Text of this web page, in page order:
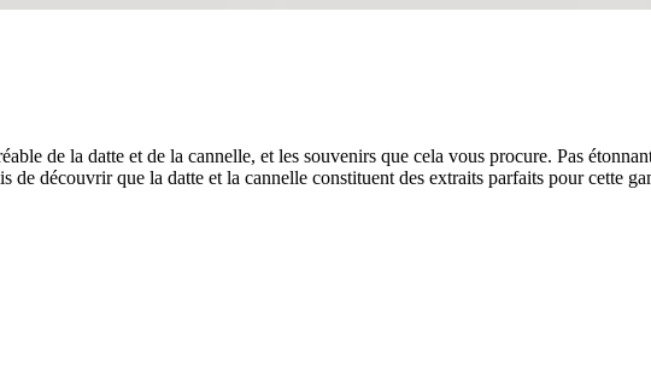
de la datte et de la cannelle, et les souvenirs que cela vous procure. Pas
découvrir que la datte et la cannelle constituent des extraits parfaits pour cette